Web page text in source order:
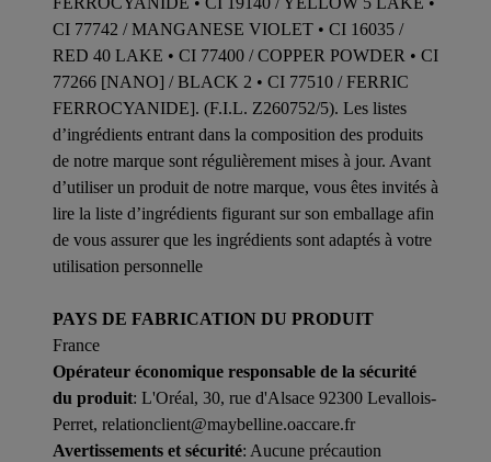
CI 77742 / MANGANESE VIOLET • CI 16035 /
RED 40 LAKE • CI 77400 / COPPER POWDER • CI
77266 [NANO] / BLACK 2 • CI 77510 / FERRIC
FERROCYANIDE]. (F.I.L. Z260752/5). Les listes
d’ingrédients entrant dans la composition des produits
de notre marque sont régulièrement mises à jour. Avant
d’utiliser un produit de notre marque, vous êtes invités à
lire la liste d’ingrédients figurant sur son emballage afin
de vous assurer que les ingrédients sont adaptés à votre
utilisation personnelle
PAYS DE FABRICATION DU PRODUIT
France
Opérateur économique responsable de la sécurité
du produit: L'Oréal, 30, rue d'Alsace 92300 Levallois-
Perret, relationclient@maybelline.oaccare.fr
Avertissements et sécurité: Aucune précaution